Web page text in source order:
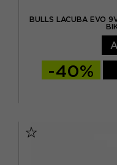
BULLS LACUBA EVO
-40%